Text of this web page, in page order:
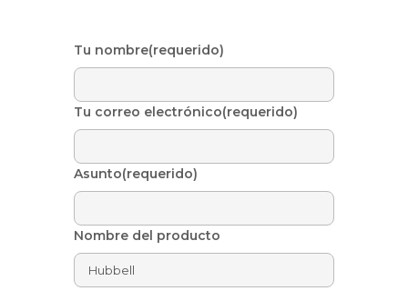
Tu nombre(requerido)
Tu correo electrónico(requerido)
Asunto(requerido)
Nombre del producto